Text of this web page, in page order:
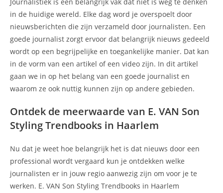
Journalistiek is een belangrijk vak dat niet is weg te denken
in de huidige wereld. Elke dag word je overspoelt door
nieuwsberichten die zijn verzameld door journalisten. Een
goede journalist zorgt ervoor dat belangrijk nieuws gedeeld
wordt op een begrijpelijke en toegankelijke manier. Dat kan
in de vorm van een artikel of een video zijn. In dit artikel
gaan we in op het belang van een goede journalist en
waarom ze ook nuttig kunnen zijn op andere gebieden.
Ontdek de meerwaarde van E. VAN Son
Styling Trendbooks in Haarlem
Nu dat je weet hoe belangrijk het is dat nieuws door een
professional wordt vergaard kun je ontdekken welke
journalisten er in jouw regio aanwezig zijn om voor je te
werken. E. VAN Son Styling Trendbooks in Haarlem